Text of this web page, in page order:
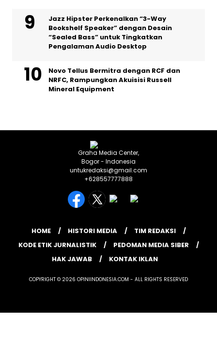
Jazz Hipster Perkenalkan “3-Way
Bookshelf Speaker” dengan Desain
“Sealed Bass” untuk Tingkatkan
Pengalaman Audio Desktop
Novo Tellus Bermitra dengan RCF dan
NRFC, Rampungkan Akuisisi Russell
Mineral Equipment
Graha Media Center,
Bogor - Indonesia
untukredaksi@gmail.com
+628557777888
HOME HISTORI MEDIA
TIM REDAKSI
KODE ETIK JURNALISTIK
PEDOMAN MEDIA SIBER
HAK JAWAB
KONTAK IKLAN
COPYRIGHT © 2026 OPINIINDONESIA.COM - ALL RIGHTS RESERVED